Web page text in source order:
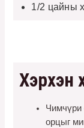
1/2 цайны
Хэрхэн
Чимчүри
орцыг